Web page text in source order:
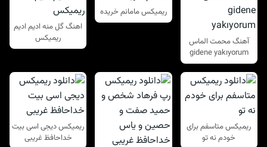
آهنگ محمت الماس
gidene yakıyorum
ریمیکس مامانم خریده
اهنگ گل منه ادیم ادیم
ریمیکس
ریمیکس متاسفم برای
خودم نه تو
ریمیکس دیجی اسی بیت
خداحافظ غریبی